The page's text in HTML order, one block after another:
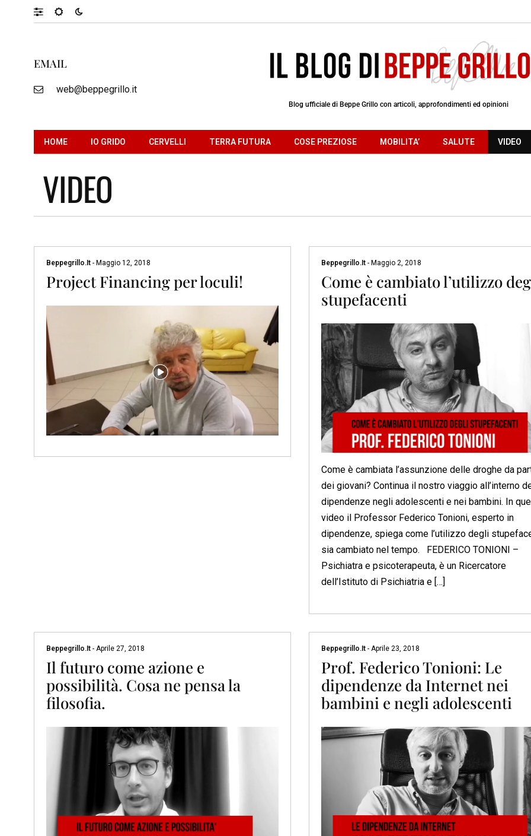
EMAIL
web@beppegrillo.it
Blog ufficiale di Beppe Grillo con articoli, approfondimenti ed opinioni
HOME IO GRIDO CERVELLI TERRA FUTURA COSE PREZIOSE MOBILITA’ SALUTE VIDEO
VIDEO
Beppegrillo.it - Maggio 12, 2018
Project Financing per loculi!
Beppegrillo.it -Maggio 2, 2018
Come è cambiato l’utilizzo
stupefacenti
Come è cambiata l’assunzione delle droghe da
dei giovani? Continua il nostro viaggio all’interno
dipendenze negli adolescenti e nei bambini. In
video il Professor Federico Tonioni, esperto in
dipendenze, spiega come l’utilizzo degli
sia cambiato nel tempo. FEDERICO TONIONI –
Psichiatra e psicoterapeuta, è un Ricercatore
dell’Istituto di Psichiatria e […]
Beppegrillo.it - Aprile 27, 2018
Il futuro come azione e
possibilità. Cosa ne pensa la
filosofia.
Beppegrillo.it -Aprile 23, 2018
Prof. Federico Tonioni: Le
dipendenze da Internet nei
bambini e negli adolescenti